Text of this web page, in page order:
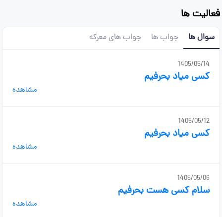
فعالیت ها
سوال ها جواب ها جواب های معرکه
1405/05/14
کسی میاد بحرفیم
مشاهده
1405/05/12
کسی میاد بحرفیم
مشاهده
1405/05/06
سلام کسی هست بحرفیم
مشاهده